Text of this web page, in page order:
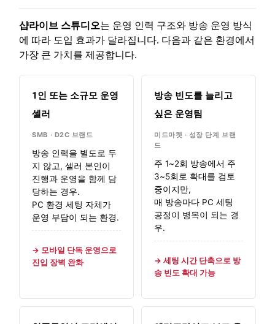
샵라이브 스튜디오는 운영 인력 구조와 방송 운영 방식
에 따라 도입 효과가 달라집니다. 다음과 같은 환경에서
가장 큰 가치를 제공합니다.
1인 또는 소규모 운영
셀러
SMB · D2C 브랜드
방송 인력을 별도로 두
지 않고, 셀러 본인이
진행과 운영을 함께 담
당하는 경우.
PC 환경 세팅 자체가
운영 부담이 되는 환경.
→ 모바일 단독 운영으로
진입 장벽 완화
방송 빈도를 늘리고
싶은 운영팀
미드마켓 · 성장 단계 브랜
드
주 1~2회 방송에서 주
3~5회로 확대를 검토
중이지만,
매 방송마다 PC 세팅
공정이 병목이 되는 경
우.
→ 세팅 시간 단축으로 방
송 빈도 확대 가능